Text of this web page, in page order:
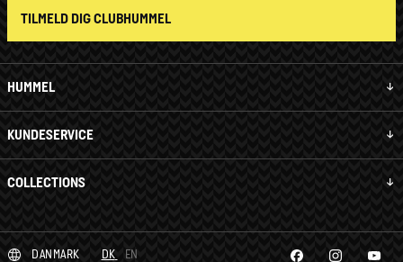
HUMMEL
KUNDESERVICE
COLLECTIONS
TILMELD DIG CLUBHUMMEL
DANMARK DK EN